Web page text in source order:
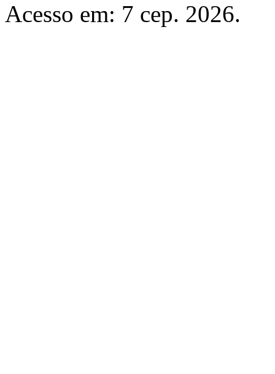
Acesso em: 7 сер. 2026.